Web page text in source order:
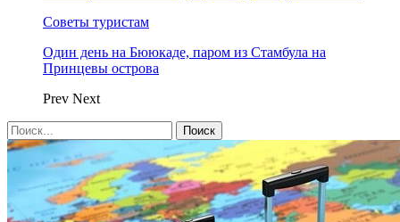
Советы туристам
Один день на Бююкаде, паром из Стамбула на
Принцевы острова
Prev Next